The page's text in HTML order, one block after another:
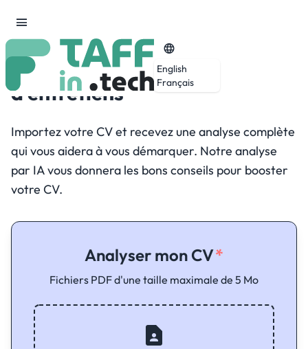
English
Français
Améliorez votre CV
d'entretiens
Importez votre CV et recevez une analyse complète
qui vous aidera à vous démarquer. Notre analyse
par IA vous donnera les bons conseils pour booster
votre CV.
Analyser mon CV
Fichiers PDF d'une taille maximale de 5 Mo